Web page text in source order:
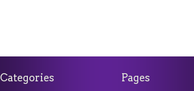
Categories Pages